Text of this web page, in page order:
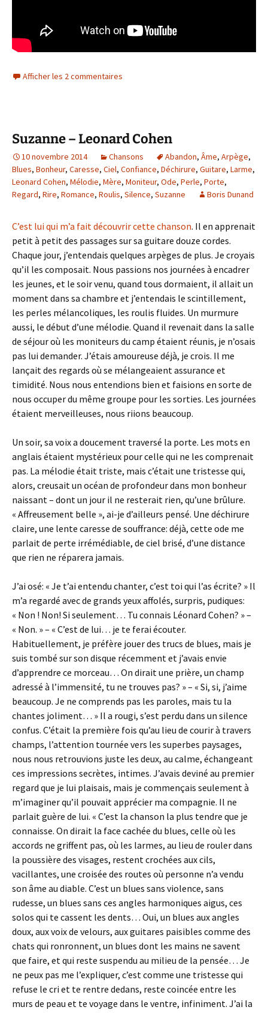
Afficher les 2 commentaires
Suzanne – Leonard Cohen
10 novembre 2014 Chansons Abandon, Âme, Arpège,
Blues, Bonheur, Caresse, Ciel, Confiance, Déchirure, Guitare, Larme,
Leonard Cohen, Mélodie, Mère, Moniteur, Ode, Perle, Porte,
Regard, Rire, Romance, Roulis, Silence, Suzanne Boris Dunand
C’est lui qui m’a fait découvrir cette chanson. Il en apprenait
petit à petit des passages sur sa guitare douze cordes.
Chaque jour, j’entendais quelques arpèges de plus. Je croyais
qu’il les composait. Nous passions nos journées à encadrer
les jeunes, et le soir venu, quand tous dormaient, il allait un
moment dans sa chambre et j’entendais le scintillement,
les perles mélancoliques, les roulis fluides. Un murmure
aussi, le début d’une mélodie. Quand il revenait dans la salle
de séjour où les moniteurs du camp étaient réunis, je n’osais
pas lui demander. J’étais amoureuse déjà, je crois. Il me
lançait des regards où se mélangeaient assurance et
timidité. Nous nous entendions bien et faisions en sorte de
nous occuper du même groupe pour les sorties. Les journées
étaient merveilleuses, nous riions beaucoup.
Un soir, sa voix a doucement traversé la porte. Les mots en
anglais étaient mystérieux pour celle qui ne les comprenait
pas. La mélodie était triste, mais c’était une tristesse qui,
alors, creusait un océan de profondeur dans mon bonheur
naissant – dont un jour il ne resterait rien, qu’une brûlure.
« Affreusement belle », ai-je d’ailleurs pensé. Une déchirure
claire, une lente caresse de souffrance: déjà, cette ode me
parlait de perte irrémédiable, de ciel brisé, d’une distance
que rien ne réparera jamais.
J’ai osé: « Je t’ai entendu chanter, c’est toi qui l’as écrite? » Il
m’a regardé avec de grands yeux affolés, surpris, pudiques:
« Non ! Non! Si seulement… Tu connais Léonard Cohen? » –
« Non. » – « C’est de lui… je te ferai écouter.
Habituellement, je préfère jouer des trucs de blues, mais je
suis tombé sur son disque récemment et j’avais envie
d’apprendre ce morceau… On dirait une prière, un champ
adressé à l’immensité, tu ne trouves pas? » – « Si, si, j’aime
beaucoup. Je ne comprends pas les paroles, mais tu la
chantes joliment… » Il a rougi, s’est perdu dans un silence
confus. C’était la première fois qu’au lieu de courir à travers
champs, l’attention tournée vers les superbes paysages,
nous nous retrouvions juste les deux, au calme, échangeant
ces impressions secrètes, intimes. J’avais deviné au premier
regard que je lui plaisais, mais je commençais seulement à
m’imaginer qu’il pouvait apprécier ma compagnie. Il ne
parlait guère de lui. « C’est la chanson la plus tendre que je
connaisse. On dirait la face cachée du blues, celle où les
accords ne griffent pas, où les larmes, au lieu de rouler dans
la poussière des visages, restent crochées aux cils,
vacillantes, une croisée des routes où personne n’a vendu
son âme au diable. C’est un blues sans violence, sans
rudesse, un blues sans ces angles harmoniques aigus, ces
solos qui te cassent les dents… Oui, un blues aux angles
doux, aux voix de velours, aux guitares paisibles comme des
chats qui ronronnent, un blues dont les mains ne savent
que faire, et qui reste suspendu au milieu de la pensée… Je
ne peux pas me l’expliquer, c’est comme une tristesse qui
refuse le cri et te rentre dedans, reste coincée entre les
murs de peau et te voyage dans le ventre, infiniment. J’ai la